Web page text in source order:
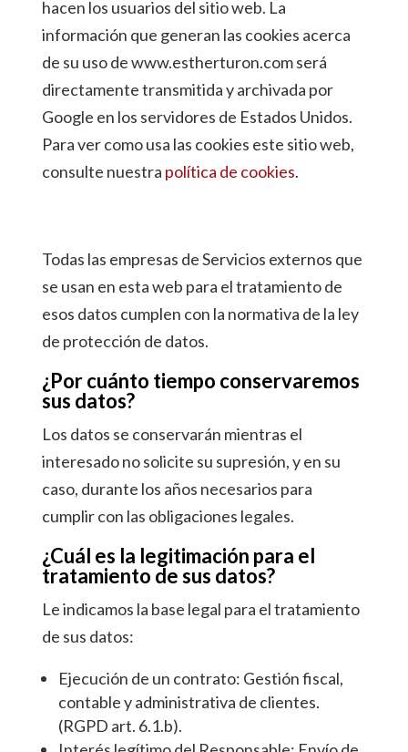
hacen los usuarios del sitio web. La
información que generan las cookies acerca
de su uso de www.estherturon.com será
directamente transmitida y archivada por
Google en los servidores de Estados Unidos.
Para ver como usa las cookies este sitio web,
consulte nuestra política de cookies.
Todas las empresas de Servicios externos que
se usan en esta web para el tratamiento de
esos datos cumplen con la normativa de la ley
de protección de datos.
¿Por cuánto tiempo conservaremos
sus datos?
Los datos se conservarán mientras el
interesado no solicite su supresión, y en su
caso, durante los años necesarios para
cumplir con las obligaciones legales.
¿Cuál es la legitimación para el
tratamiento de sus datos?
Le indicamos la base legal para el tratamiento
de sus datos:
Ejecución de un contrato: Gestión fiscal,
contable y administrativa de clientes.
(RGPD art. 6.1.b).